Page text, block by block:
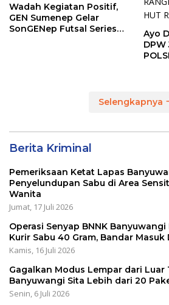
Wadah Kegiatan Positif,
GEN Sumenep Gelar
SonGENep Futsal Series
Ayo
DPW
Selengkapnya
Berita Kriminal
Pemeriksaan Ketat Lapas
Penyelundupan Sabu di Area
Wanita
Jumat, 17 Juli 2026
Operasi Senyap BNNK
Kurir Sabu 40 Gram, Bandar Masuk
Kamis, 16 Juli 2026
Gagalkan Modus Lempar dari Luar
Banyuwangi Sita Lebih dari 20
Senin, 6 Juli 2026